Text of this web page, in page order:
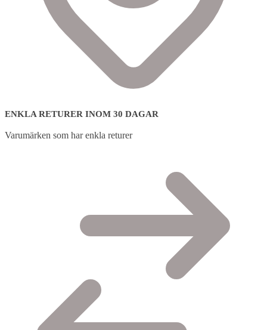
ENKLA RETURER INOM 30 DAGAR
Varumärken som har enkla returer